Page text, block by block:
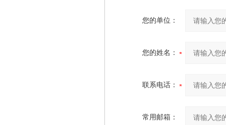
您的单位：
您的姓名：
联系电话：
常用邮箱：